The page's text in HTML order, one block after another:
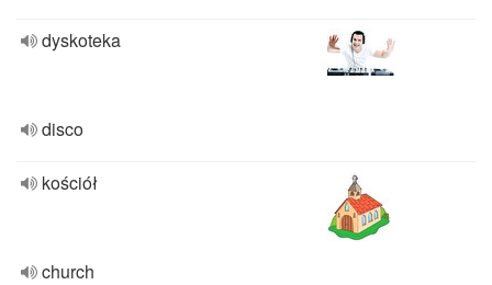
dyskoteka
disco
kościół
church